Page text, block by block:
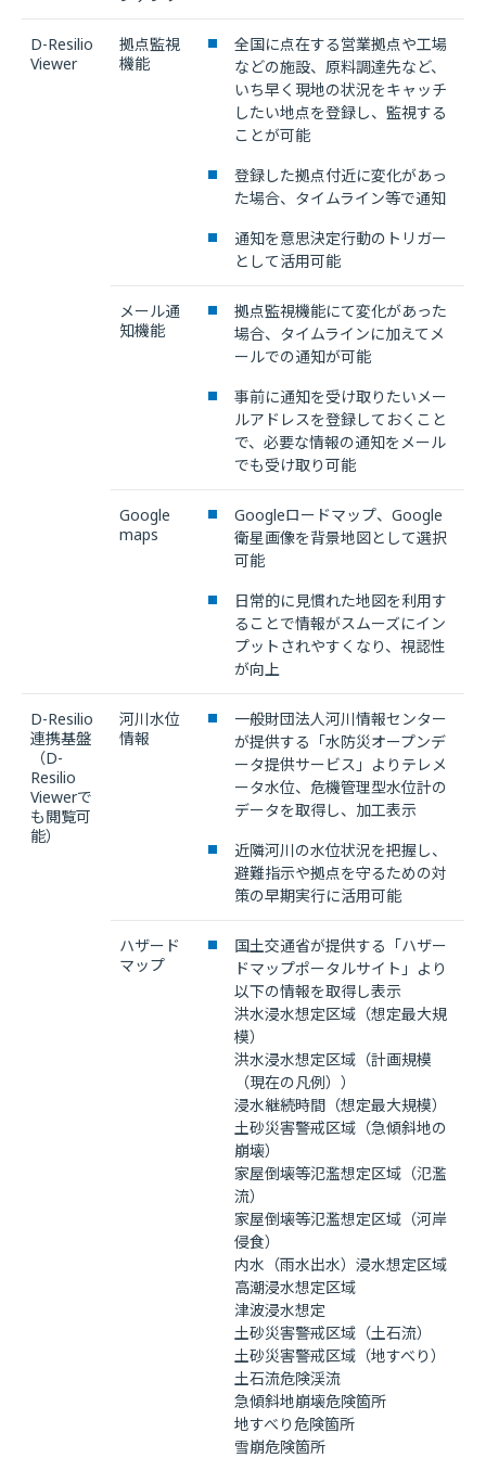
D-Resilio
Viewer
拠点監視
機能
全国に点在する営業拠点や工場
などの施設、原料調達先など、
いち早く現地の状況をキャッチ
したい地点を登録し、監視する
ことが可能
登録した拠点付近に変化があっ
た場合、タイムライン等で通知
通知を意思決定行動のトリガー
として活用可能
メール通
知機能
拠点監視機能にて変化があった
場合、タイムラインに加えてメ
ールでの通知が可能
事前に通知を受け取りたいメー
ルアドレスを登録しておくこと
で、必要な情報の通知をメール
でも受け取り可能
Google
maps
Googleロードマップ、Google
衛星画像を背景地図として選択
可能
日常的に見慣れた地図を利用す
ることで情報がスムーズにイン
プットされやすくなり、視認性
が向上
D-Resilio
連携基盤
（D-
Resilio
Viewerで
も閲覧可
能）
河川水位
情報
一般財団法人河川情報センター
が提供する「水防災オープンデ
ータ提供サービス」よりテレメ
ータ水位、危機管理型水位計の
データを取得し、加工表示
近隣河川の水位状況を把握し、
避難指示や拠点を守るための対
策の早期実行に活用可能
ハザード
マップ
国土交通省が提供する「ハザー
ドマップポータルサイト」より
以下の情報を取得し表示
洪水浸水想定区域（想定最大規
模）
洪水浸水想定区域（計画規模
（現在の凡例））
浸水継続時間（想定最大規模）
土砂災害警戒区域（急傾斜地の
崩壊）
家屋倒壊等氾濫想定区域（氾濫
流）
家屋倒壊等氾濫想定区域（河岸
侵食）
内水（雨水出水）浸水想定区域
高潮浸水想定区域
津波浸水想定
土砂災害警戒区域（土石流）
土砂災害警戒区域（地すべり）
土石流危険渓流
急傾斜地崩壊危険箇所
地すべり危険箇所
雪崩危険箇所